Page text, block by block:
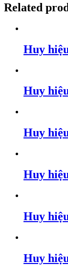
Related
Huy
Huy
Huy
Huy
Huy
Huy